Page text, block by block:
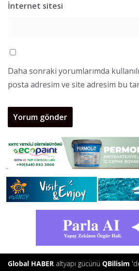
İnternet sitesi
Daha sonraki yorumlarımda
posta adresim ve site adresim bu
Global HABER altyapı gücünü QBilisim